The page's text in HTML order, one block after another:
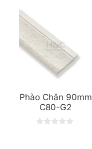
Phào Chân 90mm
C80-G2